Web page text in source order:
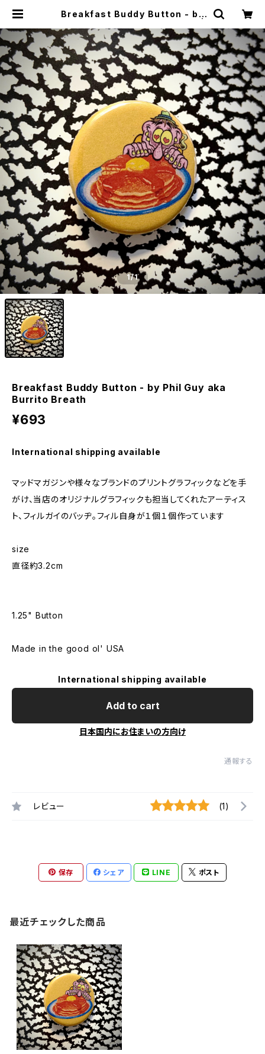
Breakfast Buddy Button - by
CYCLE TRASH
1/1
Breakfast Buddy Button - by Phil Guy aka
Burrito Breath
¥693
International shipping available
マッドマガジンや様々なブランドのプリントグラフィックなどを手
がけ、当店のオリジナルグラフィックも担当してくれたアーティス
ト、フィルガイのバッヂ。フィル自身が１個１個作っています
size
直径約3.2cm
1.25" Button
Made in the good ol' USA
International shipping available
Add to cart
日本国内にお住まいの方向け
通報する
レビュー (1)
保存 シェア LINE ポスト
最近チェックした商品